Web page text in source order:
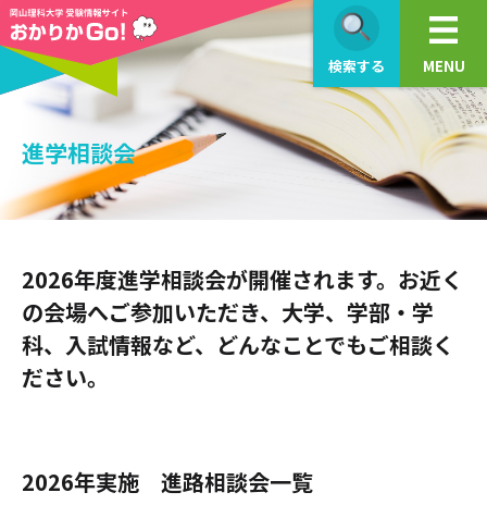
検索する MENU
進学相談会
2026年度進学相談会が開催されます。お近く
の会場へご参加いただき、大学、学部・学
科、入試情報など、どんなことでもご相談く
ださい。
2026年実施 進路相談会一覧